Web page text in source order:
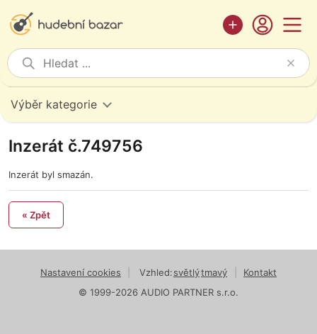
Výběr kategorie
Inzerát č.749756
Inzerát byl smazán.
« Zpět
Nastavení cookies Vzhled:světlýtmavý
Kontakt
© 1999-2026 AUDIO PARTNER s.r.o.